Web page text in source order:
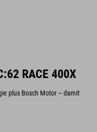
RACE 400X
plus Bosch Motor – damit